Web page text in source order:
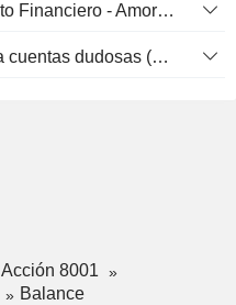
Activos bajo Arrendamiento Financiero - Amortización Acumulada
Provisión acumulada para cuentas dudosas (Suplemento)
Acción 8001
Balance